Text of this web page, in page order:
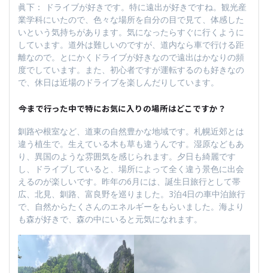
眞下： ドライブが好きです。特に遠出が好きですね。観光産
業学科にいたので、色々な場所を自分の目で見て、体感した
いという気持ちがあります。気になったらすぐに行くように
しています。道外は難しいのですが、道内なら車で行ける距
離なので。とにかくドライブが好きなので遠出はかなりの頻
度でしています。また、初心者ですが運転するのも好きなの
で、休日は近場のドライブを楽しんだりしています。
――今まで行った中で特にお気に入りの場所はどこですか？
釧路や根室など、道東の自然豊かな地域です。札幌近郊とは
違う植生で。生えている木も草も違うんです。湿原などもあ
り、異国のような雰囲気を感じられます。夕日も綺麗です
し、ドライブしていると、場所によって全く違う景色に出会
えるのが楽しいです。昨年の6月には、誕生日旅行として帯
広、北見、釧路、富良野を巡りました。3泊4日の車中泊旅行
で、自然からたくさんのエネルギーをもらいました。海より
も森が好きで、森の中にいると元気になれます。